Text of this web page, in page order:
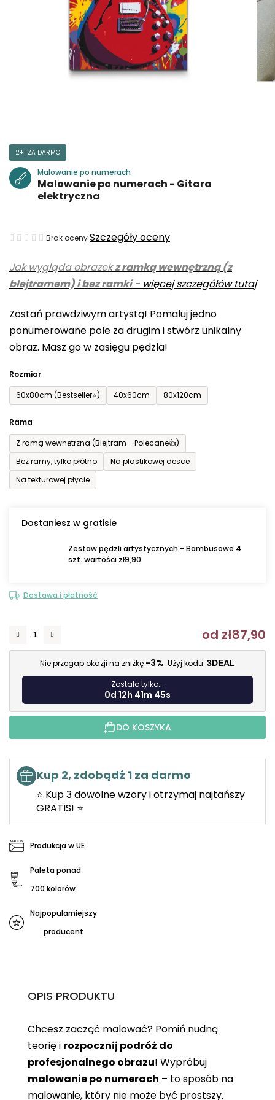
Jak wygląda obrazekz ramką wewnętrzną (z
blejtramem) i bez ramki- więcej szczegółów tutaj
Zostań prawdziwym artystą! Pomaluj jedno
ponumerowane pole za drugim i stwórz unikalny
obraz. Masz go w zasięgu pędzla!
Rozmiar
60x80cm (Bestseller⭐)
40x60cm 80x120cm
Rama
Z ramą wewnętrzną (Blejtram - Polecane👍)
Bez ramy, tylko płótno
Na plastikowej desce
Na tekturowej płycie
Dostaniesz w gratisie
Zestaw pędzli artystycznych - Bambusowe 4
szt. wartości zł9,90
Dostawa i płatność
od zł87,90
Nie przegap okazji na zniżkę -3%. Użyj kodu: 3DEAL
Zostało tylko...
0d 12h 41m 44s
DO KOSZYKA
Kup 2, zdobądź 1 za darmo
⭐ Kup 3 dowolne wzory i otrzymaj najtańszy
GRATIS! ⭐
Produkcja w UE
Paleta ponad
700 kolorów
Najpopularniejszy
producent
2+1 ZA DARMO
Malowanie po numerach
Malowanie po numerach - Gitara
elektryczna
Średnia
produktu
wynosi
na
5
gwiazdek.
Brak ocenySzczegóły oceny
OPIS PRODUKTU
Chcesz zacząć malować? Pomiń nudną
teorię i rozpocznij podróż do
profesjonalnego obrazu! Wypróbuj
malowanie po numerach – to sposób na
malowanie, który nie może być prostszy.